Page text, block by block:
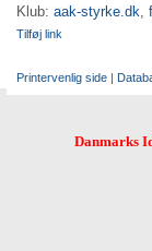
Klub: aak-styrke.dk,
Tilføj link
Printervenlig side |
Danmarks